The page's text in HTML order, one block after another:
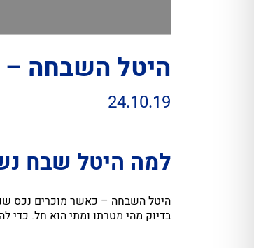
היטל השבחה
24.10.19
למה היטל שבח
היטל השבחה – כאשר מוכרים נכס
בדיוק מהי מטרתו ומתי הוא חל. כדי